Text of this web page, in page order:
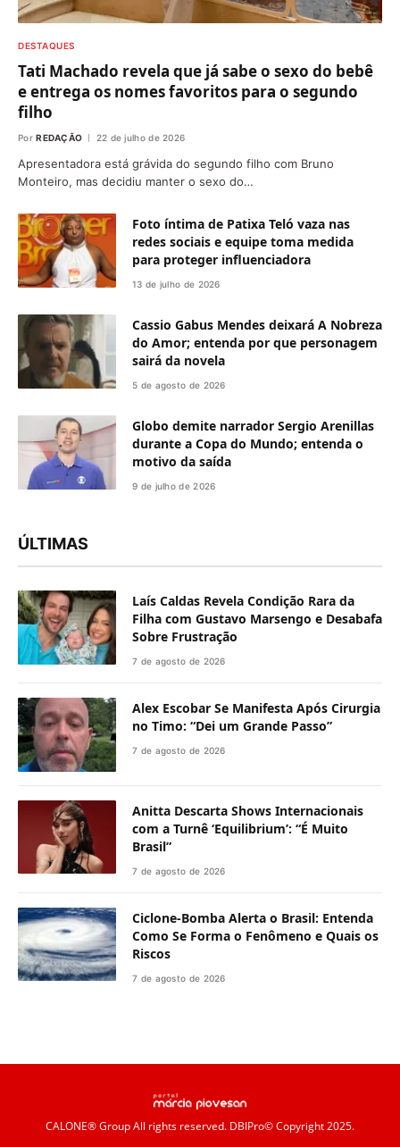
DESTAQUES
Tati Machado revela que já sabe o sexo do bebê
e entrega os nomes favoritos para o segundo
filho
Por REDAÇÃO 22 de julho de 2026
Apresentadora está grávida do segundo filho com Bruno
Monteiro, mas decidiu manter o sexo do…
Foto íntima de Patixa Teló vaza nas
redes sociais e equipe toma medida
para proteger influenciadora
13 de julho de 2026
Cassio Gabus Mendes deixará A Nobreza
do Amor; entenda por que personagem
sairá da novela
5 de agosto de 2026
Globo demite narrador Sergio Arenillas
durante a Copa do Mundo; entenda o
motivo da saída
9 de julho de 2026
ÚLTIMAS
Laís Caldas Revela Condição Rara da
Filha com Gustavo Marsengo e Desabafa
Sobre Frustração
7 de agosto de 2026
Alex Escobar Se Manifesta Após Cirurgia
no Timo: “Dei um Grande Passo”
7 de agosto de 2026
Anitta Descarta Shows Internacionais
com a Turnê ‘Equilibrium’: “É Muito
Brasil”
7 de agosto de 2026
Ciclone-Bomba Alerta o Brasil: Entenda
Como Se Forma o Fenômeno e Quais os
Riscos
7 de agosto de 2026
CALONE® GroupAll rights reserved. DBIPro© Copyright 2025.